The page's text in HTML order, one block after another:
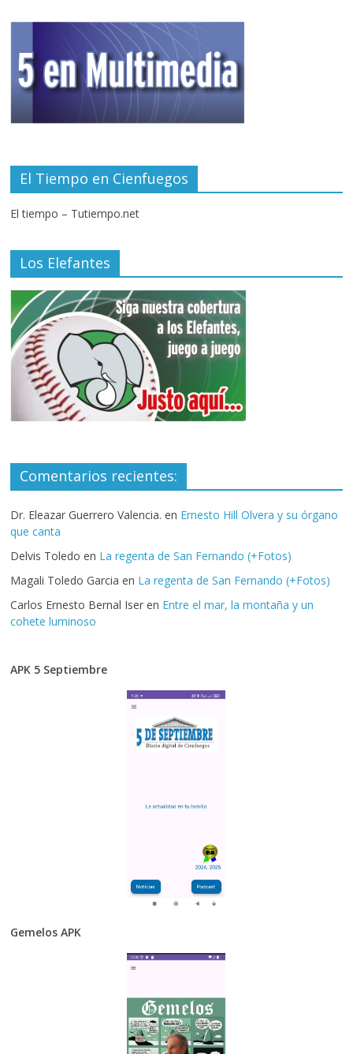
El Tiempo en Cienfuegos
El tiempo – Tutiempo.net
Los Elefantes
Comentarios recientes:
Dr. Eleazar Guerrero Valencia. en Ernesto Hill Olvera y su órgano
que canta
Delvis Toledo en La regenta de San Fernando (+Fotos)
Magali Toledo Garcia en La regenta de San Fernando (+Fotos)
Carlos Ernesto Bernal Iser en Entre el mar, la montaña y un
cohete luminoso
APK 5 Septiembre
Gemelos APK